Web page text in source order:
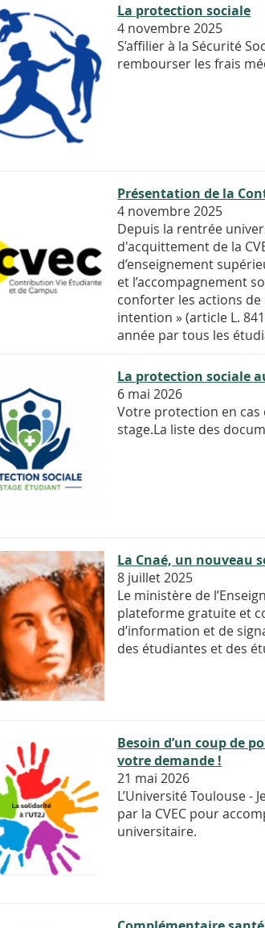
La protection sociale
4 novembre 2025
S’affilier à la Sécurité
rembourser les frais
Présentation de la
4 novembre 2025
Depuis la rentrée
d'acquittement de la
d’enseignement
et l’accompagnement
conforter les actions de
intention » (article L.
année par tous les
La protection sociale
6 mai 2026
Votre protection en
stage.La liste des
La Cnaé, un nouveau
8 juillet 2025
Le ministère de
plateforme gratuite et
d’information et de
des étudiantes et des
Besoin d’un coup de
votre demande !
21 mai 2026
L’Université Toulouse -
par la CVEC pour
universitaire.